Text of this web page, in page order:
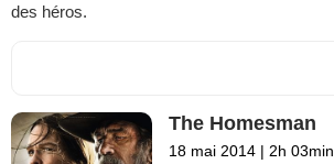
des héros.
The Homesman
18 mai 2014 | 2h 03min